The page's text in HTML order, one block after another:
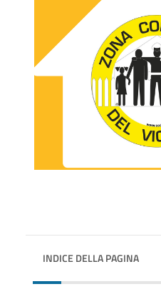
INDICE DELLA PAGINA